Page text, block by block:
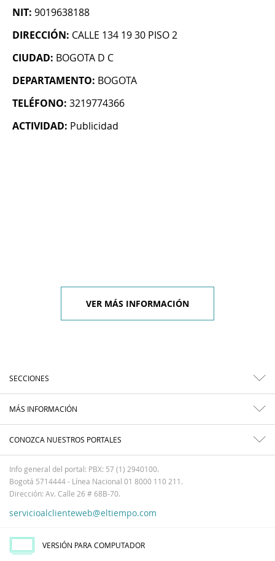
NIT: 9019638188
DIRECCIÓN: CALLE 134 19 30 PISO 2
CIUDAD: BOGOTA D C
DEPARTAMENTO: BOGOTA
TELÉFONO: 3219774366
ACTIVIDAD: Publicidad
VER MÁS INFORMACIÓN
SECCIONES
MÁS INFORMACIÓN
CONOZCA NUESTROS PORTALES
Info general del portal: PBX: 57 (1) 2940100.
Bogotá 5714444 - Línea Nacional 01 8000 110 211.
Dirección: Av. Calle 26 # 68B-70.
servicioalclienteweb@eltiempo.com
VERSIÓN PARA COMPUTADOR